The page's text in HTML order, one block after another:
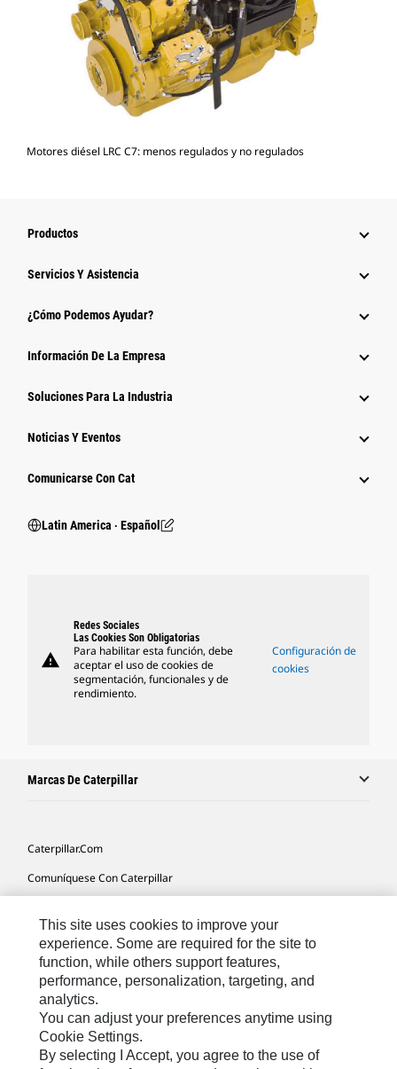
Motores diésel LRC C7: menos regulados y no regulados
Productos
Servicios Y Asistencia
¿Cómo Podemos Ayudar?
Información De La Empresa
Soluciones Para La Industria
Noticias Y Eventos
Comunicarse Con Cat
Latin America ‧ Español
warning
Redes Sociales
Las Cookies Son Obligatorias
Para habilitar esta función, debe
aceptar el uso de cookies de
segmentación, funcionales y de
rendimiento.
Configuración de
cookies
Marcas De Caterpillar
Caterpillar.com
Comuníquese Con Caterpillar
Mapa Del Sitio
Cookie Settings
Avisos Legales
Privacidad
This site uses cookies to improve your
experience. Some are required for the site to
function, while others support features,
performance, personalization, targeting, and
analytics.
You can adjust your preferences anytime using
Cookie Settings.
By selecting I Accept, you agree to the use of